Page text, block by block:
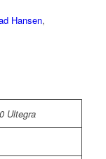
Hansen,
Ultegra